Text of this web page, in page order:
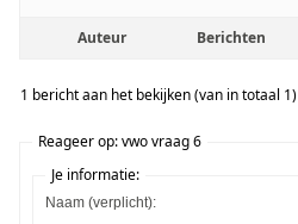
Auteur Berichten
1 bericht aan het bekijken (van in totaal 1)
Reageer op: vwo vraag 6
Je informatie:
Naam (verplicht):